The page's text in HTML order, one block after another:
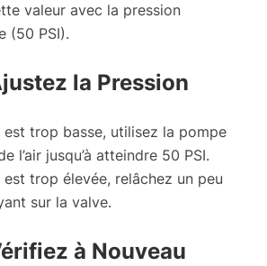
valeur avec la pression
(50 PSI).
la Pression
est trop basse, utilisez la pompe
l’air jusqu’à atteindre 50 PSI.
est trop élevée, relâchez un peu
sur la valve.
à Nouveau